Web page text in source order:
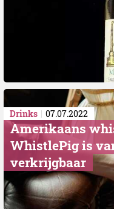
Drinks 07.07.2022
Amerikaans
WhistlePig is
verkrijgbaar